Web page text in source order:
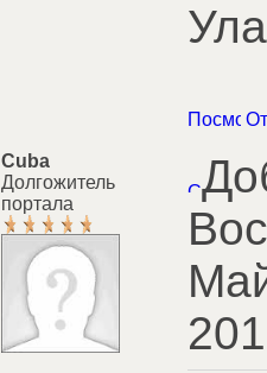
Cuba
Долгожитель
портала